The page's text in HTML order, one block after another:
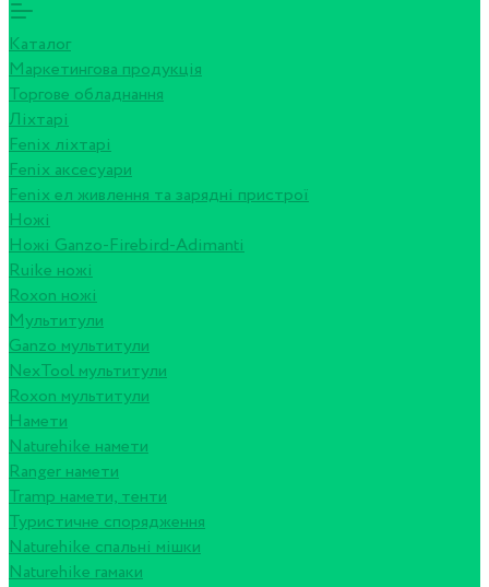
Каталог
Маркетингова продукція
Торгове обладнання
Ліхтарі
Fenix ліхтарі
Fenix аксесуари
Fenix ел живлення та зарядні пристрої
Ножі
Ножі Ganzo-Firebird-Adimanti
Ruike ножі
Roxon ножi
Мультитули
Ganzo мультитули
NexTool мультитули
Roxon мультитули
Намети
Naturehike намети
Ranger намети
Tramp намети, тенти
Туристичне спорядження
Naturehike спальні мішки
Naturehike гамаки